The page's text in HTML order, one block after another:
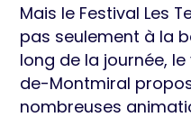
Mais le Festival Les
pas seulement à la
long de la journée,
de-Montmiral
nombreuses